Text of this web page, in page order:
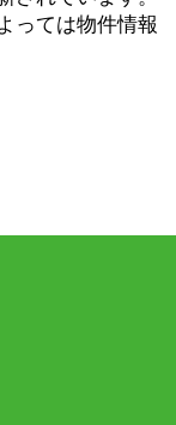
っては物件情報